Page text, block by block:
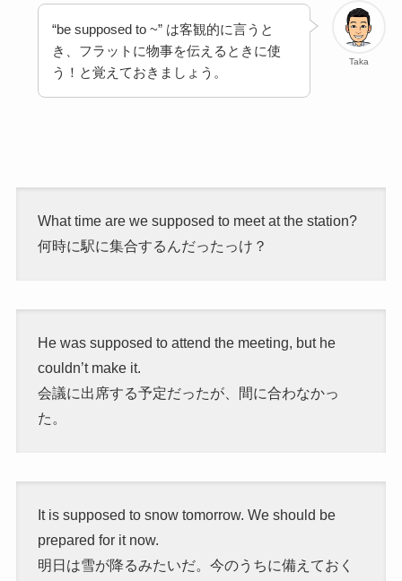
Taka
“be supposed to ~” は客観的に言うと
き、フラットに物事を伝えるときに使
う！と覚えておきましょう。
What time are we supposed to meet at the station?
何時に駅に集合するんだったっけ？
He was supposed to attend the meeting, but he
couldn’t make it.
会議に出席する予定だったが、間に合わなかっ
た。
It is supposed to snow tomorrow. We should be
prepared for it now.
明日は雪が降るみたいだ。今のうちに備えておく